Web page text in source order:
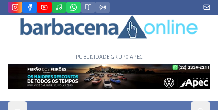
PUBLICIDADE GRUPO APEC